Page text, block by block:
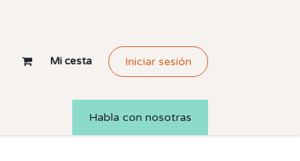
Mi cesta Iniciar sesión
Habla con nosotras